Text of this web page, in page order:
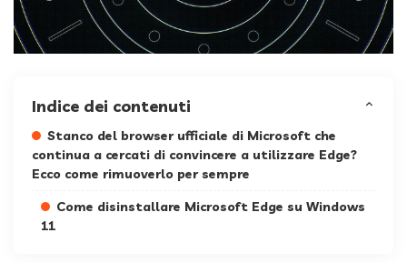
Indice dei contenuti
Stanco del browser ufficiale di Microsoft che
continua a cercati di convincere a utilizzare Edge?
Ecco come rimuoverlo per sempre
Come disinstallare Microsoft Edge su Windows
11